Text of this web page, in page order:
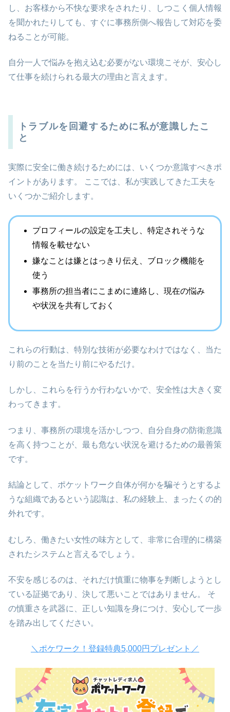
し、お客様から不快な要求をされたり、しつこく個人情報
を聞かれたりしても、すぐに事務所側へ報告して対応を委
ねることが可能。
自分一人で悩みを抱え込む必要がない環境こそが、安心し
て仕事を続けられる最大の理由と言えます。
トラブルを回避するために私が意識したこ
と
実際に安全に働き続けるためには、いくつか意識すべきポ
イントがあります。 ここでは、私が実践してきた工夫を
いくつかご紹介します。
プロフィールの設定を工夫し、特定されそうな
情報を載せない
嫌なことは嫌とはっきり伝え、ブロック機能を
使う
事務所の担当者にこまめに連絡し、現在の悩み
や状況を共有しておく
これらの行動は、特別な技術が必要なわけではなく、当た
り前のことを当たり前にやるだけ。
しかし、これらを行うか行わないかで、安全性は大きく変
わってきます。
つまり、事務所の環境を活かしつつ、自分自身の防衛意識
を高く持つことが、最も危ない状況を避けるための最善策
です。
結論として、ポケットワーク自体が何かを騙そうとするよ
うな組織であるという認識は、私の経験上、まったくの的
外れです。
むしろ、働きたい女性の味方として、非常に合理的に構築
されたシステムと言えるでしょう。
不安を感じるのは、それだけ慎重に物事を判断しようとし
ている証拠であり、決して悪いことではありません。 そ
の慎重さを武器に、正しい知識を身につけ、安心して一歩
を踏み出してください。
＼ポケワーク！登録特典5,000円プレゼント／